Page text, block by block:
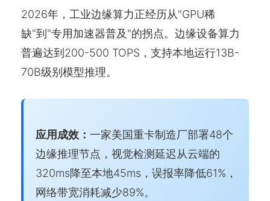
2026年，工业边缘算力正经历从"GPU稀
缺"到"专用加速器普及"的拐点。边缘设备算力
普遍达到200-500 TOPS，支持本地运行13B-
70B级别模型推理。
应用成效： 一家美国重卡制造厂部署48个
边缘推理节点，视觉检测延迟从云端的
320ms降至本地45ms，误报率降低61%，
网络带宽消耗减少89%。